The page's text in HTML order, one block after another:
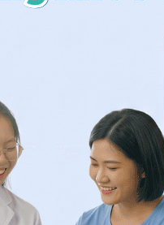
với thực vật họ cúc
một số loại khác. Hãy